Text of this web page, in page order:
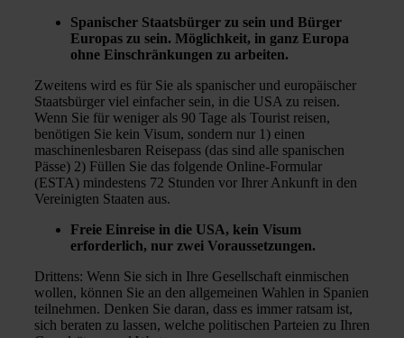
Spanischer Staatsbürger zu sein und Bürger
Europas zu sein. Möglichkeit, in ganz Europa
ohne Einschränkungen zu arbeiten.
Zweitens wird es für Sie als spanischer und europäischer
Staatsbürger viel einfacher sein, in die USA zu reisen.
Wenn Sie für weniger als 90 Tage als Tourist reisen,
benötigen Sie kein Visum, sondern nur 1) einen
maschinenlesbaren Reisepass (das sind alle spanischen
Pässe) 2) Füllen Sie das folgende Online-Formular
(ESTA) mindestens 72 Stunden vor Ihrer Ankunft in den
Vereinigten Staaten aus.
Freie Einreise in die USA, kein Visum
erforderlich, nur zwei Voraussetzungen.
Drittens: Wenn Sie sich in Ihre Gesellschaft einmischen
wollen, können Sie an den allgemeinen Wahlen in Spanien
teilnehmen. Denken Sie daran, dass es immer ratsam ist,
sich beraten zu lassen, welche politischen Parteien zu Ihren